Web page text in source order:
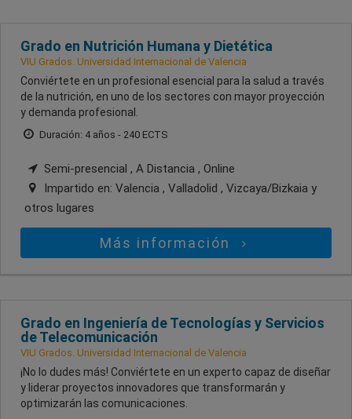
Grado en Nutrición Humana y Dietética
VIU Grados. Universidad Internacional de Valencia
Conviértete en un profesional esencial para la salud a través
de la nutrición, en uno de los sectores con mayor proyección
y demanda profesional.
Duración: 4 años - 240 ECTS
Semi-presencial , A Distancia , Online
Impartido en: Valencia , Valladolid , Vizcaya/Bizkaia y
otros lugares
Más información
Grado en Ingeniería de Tecnologías y Servicios
de Telecomunicación
VIU Grados. Universidad Internacional de Valencia
¡No lo dudes más! Conviértete en un experto capaz de diseñar
y liderar proyectos innovadores que transformarán y
optimizarán las comunicaciones.